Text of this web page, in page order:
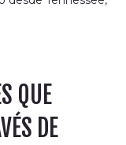
QUE
DE